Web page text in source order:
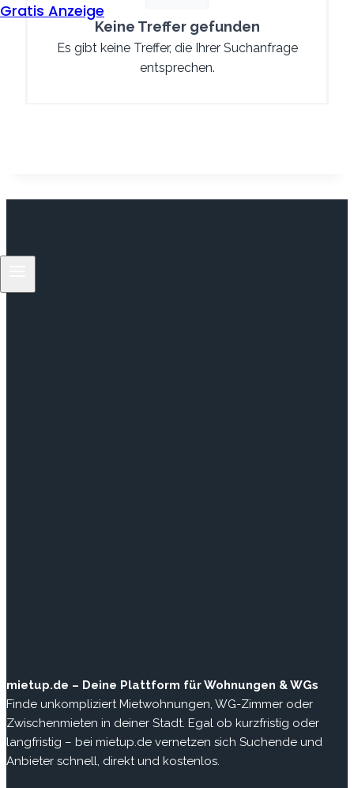
Gratis Anzeige
Keine Treffer gefunden
Es gibt keine Treffer, die Ihrer Suchanfrage
entsprechen.
mietup.de – Deine Plattform für Wohnungen & WGs
Finde unkompliziert Mietwohnungen, WG-Zimmer oder
Zwischenmieten in deiner Stadt. Egal ob kurzfristig oder
langfristig – bei mietup.de vernetzen sich Suchende und
Anbieter schnell, direkt und kostenlos.